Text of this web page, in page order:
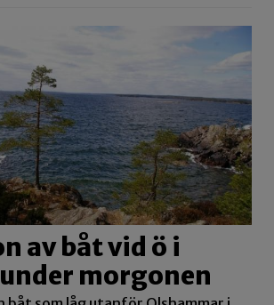
av båt vid ö i
morgonen